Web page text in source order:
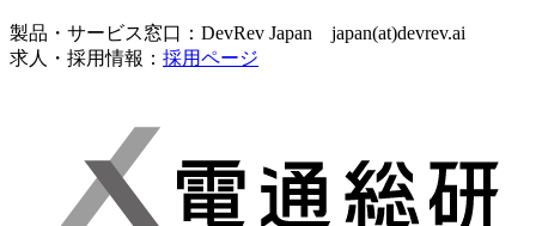
製品・サービス窓口：DevRev Japan japan(at)devrev.ai
求人・採用情報： 採用ページ